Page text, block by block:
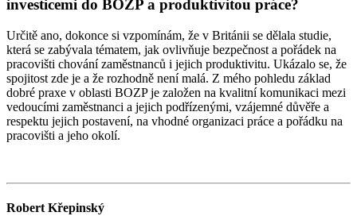
investicemi do BOZP a produktivitou práce?
Určitě ano, dokonce si vzpomínám, že v Británii se dělala studie,
která se zabývala tématem, jak ovlivňuje bezpečnost a pořádek na
pracovišti chování zaměstnanců i jejich produktivitu. Ukázalo se, že
spojitost zde je a že rozhodně není malá. Z mého pohledu základ
dobré praxe v oblasti BOZP je založen na kvalitní komunikaci mezi
vedoucími zaměstnanci a jejich podřízenými, vzájemné důvěře a
respektu jejich postavení, na vhodné organizaci práce a pořádku na
pracovišti a jeho okolí.
Robert Křepinský